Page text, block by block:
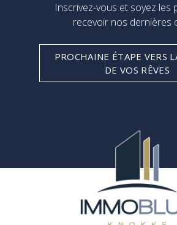
Inscrivez-vous et soyez les
recevoir nos dernières
PROCHAINE ÉTAPE VERS
DE VOS RÊVES